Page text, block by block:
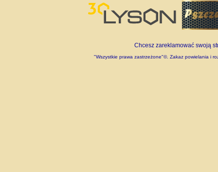
Chcesz zareklamować swoją
"Wszystkie prawa zastrzeżone"©. Zakaz powielania i